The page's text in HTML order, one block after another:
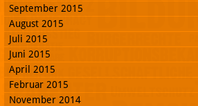
September 2015
August 2015
Juli 2015
Juni 2015
April 2015
Februar 2015
November 2014